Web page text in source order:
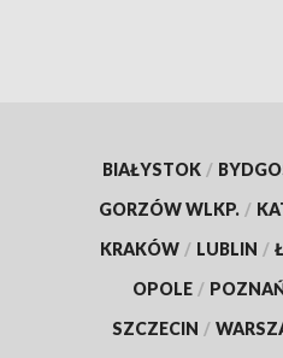
BIAŁYSTOK /
GORZÓW WLKP. /
KRAKÓW / LUBLIN /
OPOLE /
SZCZECIN /